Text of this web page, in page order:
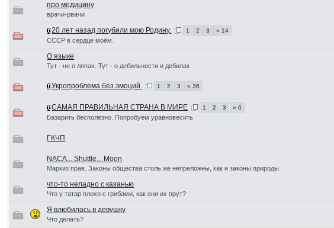
про медицину
врачи-рвачи
20 лет назад погубили мою Родину. 1 2 3 » 14
СССР в сердце моём.
О языке
Тут - не о ляпах. Тут - о дебильности и дебилах.
Укропроблема без эмоций. 1 2 3 » 36
САМАЯ ПРАВИЛЬНАЯ СТРАНА В МИРЕ 1 2 3 » 6
Базарить бесполезно. Попробуем уравновесить
ГКЧП
NACA... Shuttle... Moon
Маркиз прав. Законы общества столь же непреложны, как и законы природы
что-то неладно с казанью
Что у татар плохо с грибами, как они их прут?
Я влюбилась в девушку
Что делать?